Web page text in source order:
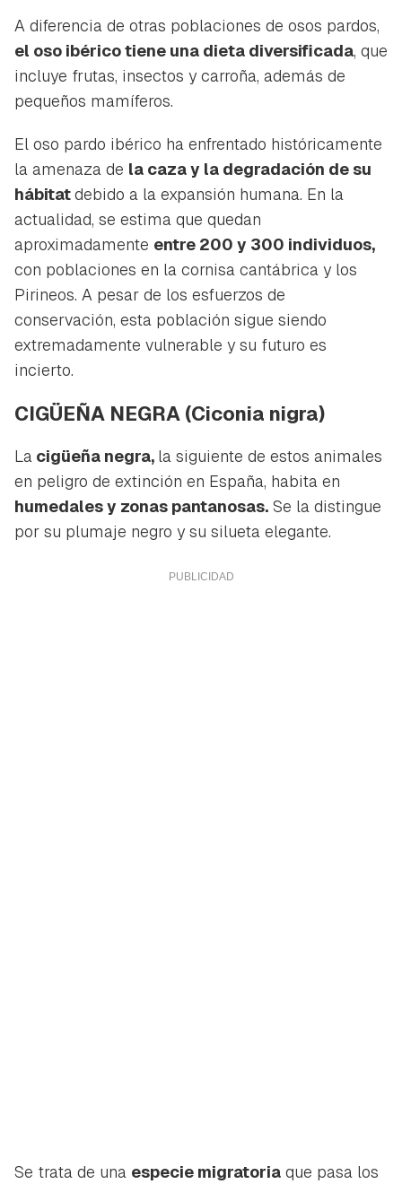
Para poder guardar como favorito, primero has de
A diferencia de otras poblaciones de osos pardos,
el oso ibérico tiene una dieta diversificada, que
incluye frutas, insectos y carroña, además de
pequeños mamíferos.
El oso pardo ibérico ha enfrentado históricamente
la amenaza de la caza y la degradación de su
hábitatdebido a la expansión humana. En la
actualidad, se estima que quedan
aproximadamente entre 200 y 300 individuos,
con poblaciones en la cornisa cantábrica y los
Pirineos. A pesar de los esfuerzos de
conservación, esta población sigue siendo
extremadamente vulnerable y su futuro es
incierto.
CIGÜEÑA NEGRA (Ciconia nigra)
La cigüeña negra, la siguiente de estos animales
en peligro de extinción en España, habita en
humedales y zonas pantanosas. Se la distingue
por su plumaje negro y su silueta elegante.
Se trata de una especie migratoria que pasa los
Gracias por suscribirte a nuestro boletín.